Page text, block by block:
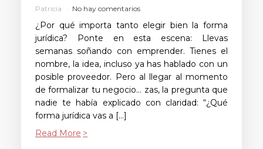
Patricia No hay comentarios
¿Por qué importa tanto elegir bien la forma
jurídica? Ponte en esta escena: Llevas
semanas soñando con emprender. Tienes el
nombre, la idea, incluso ya has hablado con un
posible proveedor. Pero al llegar al momento
de formalizar tu negocio… zas, la pregunta que
nadie te había explicado con claridad: “¿Qué
forma jurídica vas a […]
Read More